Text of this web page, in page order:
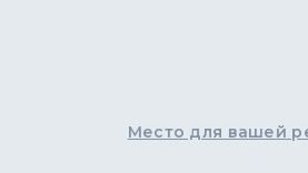
Место для вашей